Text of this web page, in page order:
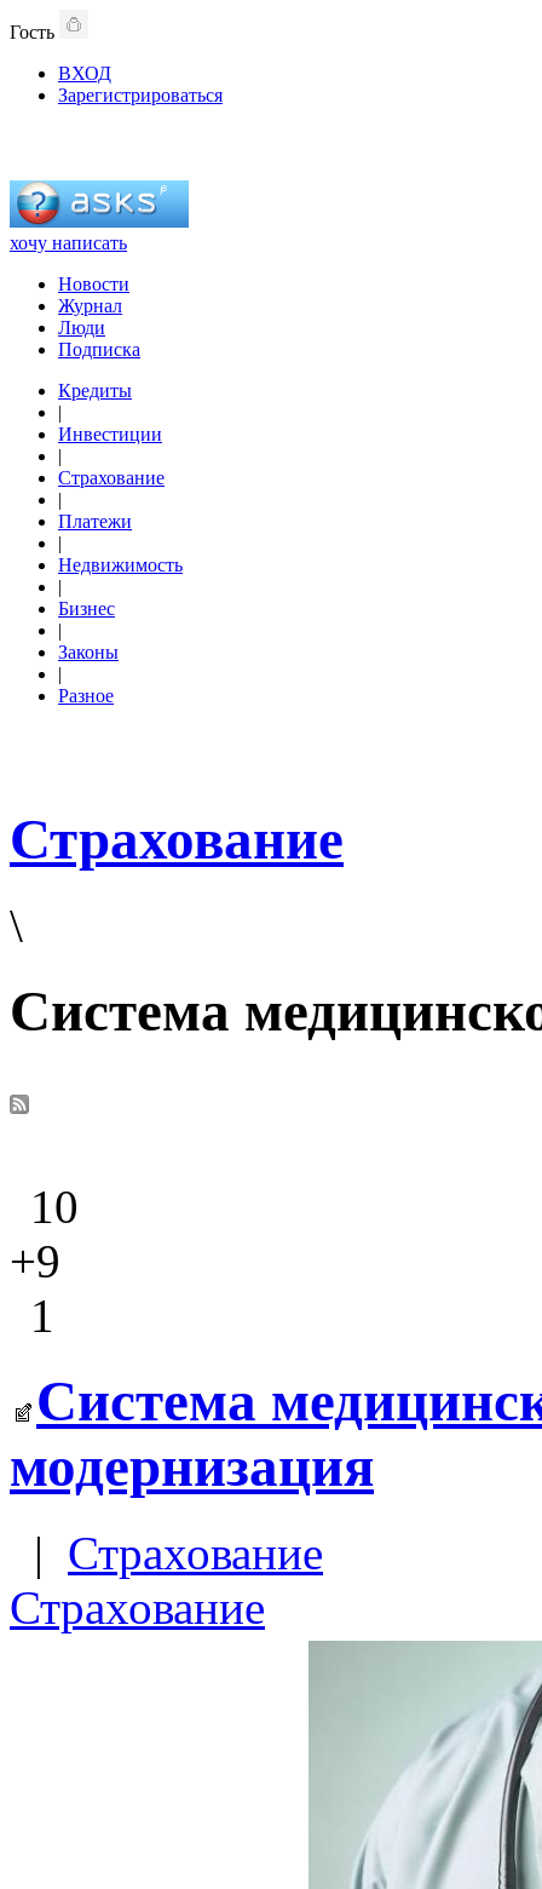
Гость
ВХОД
Зарегистрироваться
хочу написать
Новости
Журнал
Люди
Подписка
Кредиты
|
Инвестиции
|
Страхование
|
Платежи
|
Недвижимость
|
Бизнес
|
Законы
|
Разное
Страхование
\
Система
10
+9
1
Система
модернизация
| Страхование
Страхование